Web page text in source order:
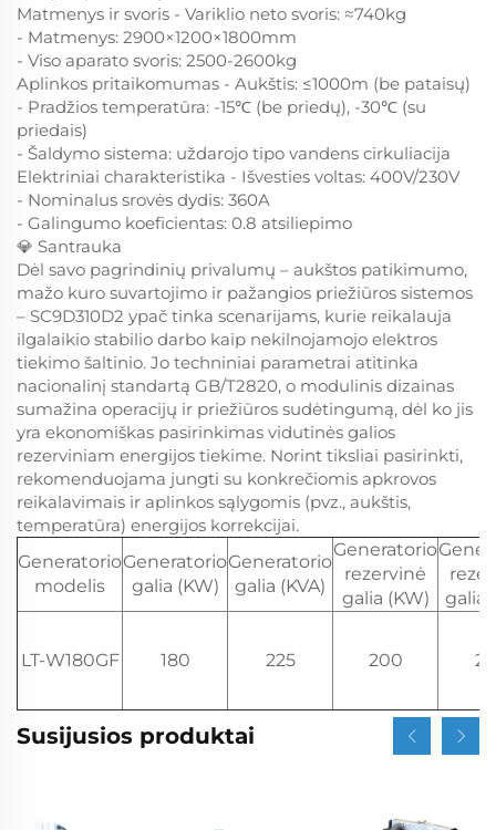
Matmenys ir svoris - Variklio neto svoris: ≈740kg
- Matmenys: 2900×1200×1800mm
- Viso aparato svoris: 2500-2600kg
Aplinkos pritaikomumas - Aukštis: ≤1000m (be pataisų)
- Pradžios temperatūra: -15℃ (be priedų), -30℃ (su
priedais)
- Šaldymo sistema: uždarojo tipo vandens cirkuliacija
Elektriniai charakteristika - Išvesties voltas: 400V/230V
- Nominalus srovės dydis: 360A
- Galingumo koeficientas: 0.8 atsiliepimo
💎 Santrauka
Dėl savo pagrindinių privalumų – aukštos patikimumo,
mažo kuro suvartojimo ir pažangios priežiūros sistemos
– SC9D310D2 ypač tinka scenarijams, kurie reikalauja
ilgalaikio stabilio darbo kaip nekilnojamojo elektros
tiekimo šaltinio. Jo techniniai parametrai atitinka
nacionalinį standartą GB/T2820, o modulinis dizainas
sumažina operacijų ir priežiūros sudėtingumą, dėl ko jis
yra ekonomiškas pasirinkimas vidutinės galios
rezerviniam energijos tiekime. Norint tiksliai pasirinkti,
rekomenduojama jungti su konkrečiomis apkrovos
reikalavimais ir aplinkos sąlygomis (pvz., aukštis,
temperatūra) energijos korrekcijai.
Generatorio
modelis
Generatorio
galia (KW)
Generatorio
galia (KVA)
Generatorio
rezervinė
galia (KW)
galia
LT-W180GF 180 225 200
Susijusios produktai